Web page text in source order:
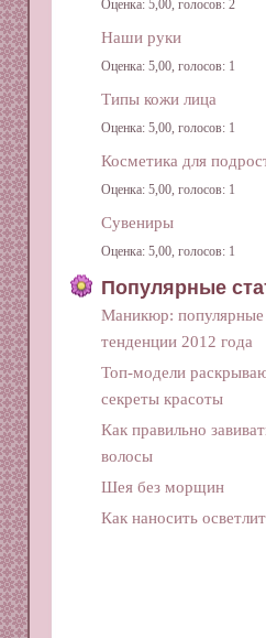
Оценка: 5,00, голосов: 2
Наши руки
Оценка: 5,00, голосов: 1
Типы кожи лица
Оценка: 5,00, голосов: 1
Косметика для
Оценка: 5,00, голосов: 1
Сувениры
Оценка: 5,00, голосов: 1
Популярные
Маникюр: популярные
тенденции 2012 года
Топ-модели
секреты красоты
Как правильно
волосы
Шея без морщин
Как наносить